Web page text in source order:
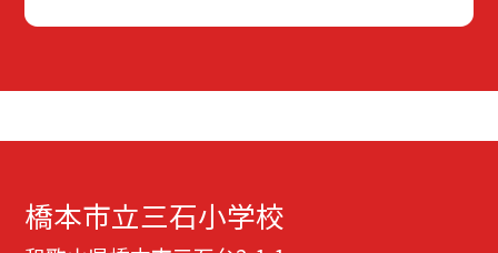
橋本市立三石小学校